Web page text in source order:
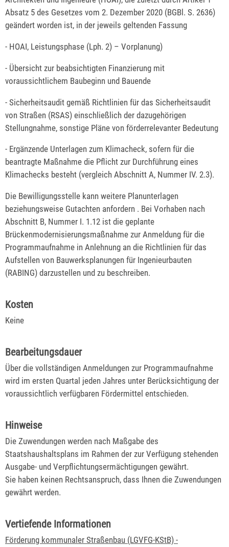
Absatz 5 des Gesetzes vom 2. Dezember 2020 (BGBl. S. 2636)
geändert worden ist, in der jeweils geltenden Fassung
- HOAI, Leistungsphase (Lph. 2) – Vorplanung)
- Übersicht zur beabsichtigten Finanzierung mit
voraussichtlichem Baubeginn und Bauende
- Sicherheitsaudit gemäß Richtlinien für das Sicherheitsaudit
von Straßen (RSAS) einschließlich der dazugehörigen
Stellungnahme, sonstige Pläne von förderrelevanter Bedeutung
- Ergänzende Unterlagen zum Klimacheck, sofern für die
beantragte Maßnahme die Pflicht zur Durchführung eines
Klimachecks besteht (vergleich Abschnitt A, Nummer IV. 2.3).
Die Bewilligungsstelle kann weitere Planunterlagen
beziehungsweise Gutachten anfordern . Bei Vorhaben nach
Abschnitt B, Nummer I. 1.12 ist die geplante
Brückenmodernisierungsmaßnahme zur Anmeldung für die
Programmaufnahme in Anlehnung an die Richtlinien für das
Aufstellen von Bauwerksplanungen für Ingenieurbauten
(RABING) darzustellen und zu beschreiben.
Kosten
Keine
Bearbeitungsdauer
Über die vollständigen Anmeldungen zur Programmaufnahme
wird im ersten Quartal jeden Jahres unter Berücksichtigung der
voraussichtlich verfügbaren Fördermittel entschieden.
Hinweise
Die Zuwendungen werden nach Maßgabe des
Staatshaushaltsplans im Rahmen der zur Verfügung stehenden
Ausgabe- und Verpflichtungsermächtigungen gewährt.
Sie haben keinen Rechtsanspruch, dass Ihnen die Zuwendungen
gewährt werden.
Vertiefende Informationen
Förderung kommunaler Straßenbau (LGVFG-KStB) -